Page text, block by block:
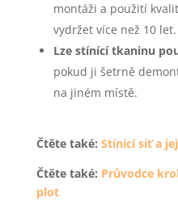
montáži a použití
vydržet více než 10 let.
Lze stínící tkaninu
pokud ji šetrně
na jiném místě.
Čtěte také: Stínící síť a
Čtěte také: Průvodce
plot